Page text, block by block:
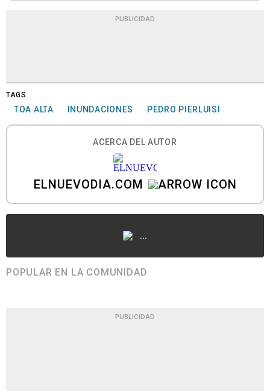
PUBLICIDAD
TAGS
TOA ALTA INUNDACIONES PEDRO PIERLUISI
ACERCA DEL AUTOR
ELNUEVODIA.COM
...
POPULAR EN LA COMUNIDAD
PUBLICIDAD